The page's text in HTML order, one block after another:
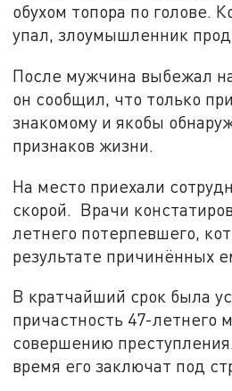
обухом топора по голове.
упал, злоумышленник
После мужчина выбежал
он сообщил, что только
знакомому и якобы
признаков жизни.
На место приехали
скорой. Врачи
летнего потерпевшего,
результате причинённых
В кратчайший срок была
причастность 47-летнего
совершению
время его заключат под